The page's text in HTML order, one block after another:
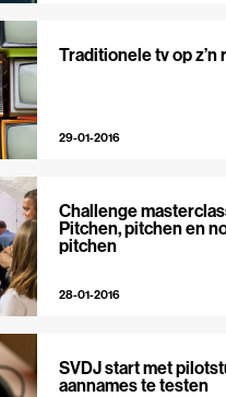
Traditionele tv op z’n
29-01-2016
Challenge
Pitchen, pitchen en
pitchen
28-01-2016
SVDJ start met
aannames te testen